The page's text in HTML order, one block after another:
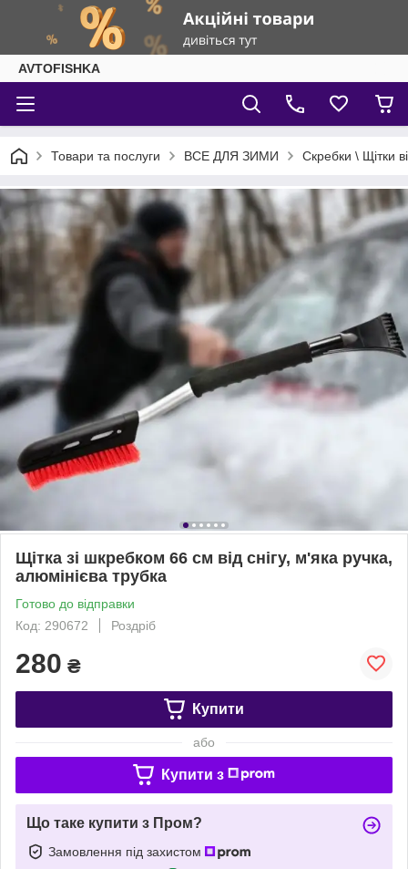
AVTOFISHKA
Товари та послуги ВСЕ ДЛЯ ЗИМИ Скребки \ Щітки
Щітка зі шкребком 66 см від снігу, м'яка ручка,
алюмінієва трубка
Готово до відправки
Код: 290672
Роздріб
280 ₴
Купити
або
Купити з
Що таке купити з Пром?
Замовлення під захистом